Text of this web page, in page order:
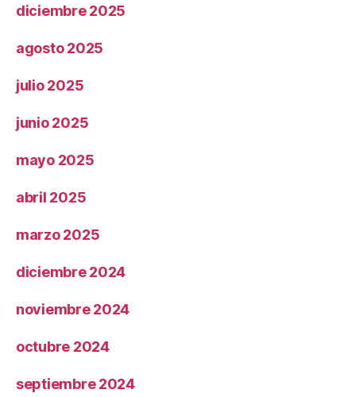
diciembre 2025
agosto 2025
julio 2025
junio 2025
mayo 2025
abril 2025
marzo 2025
diciembre 2024
noviembre 2024
octubre 2024
septiembre 2024